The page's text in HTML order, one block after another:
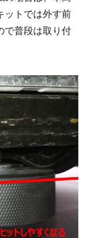
ットでは外す前
で普段は取り付